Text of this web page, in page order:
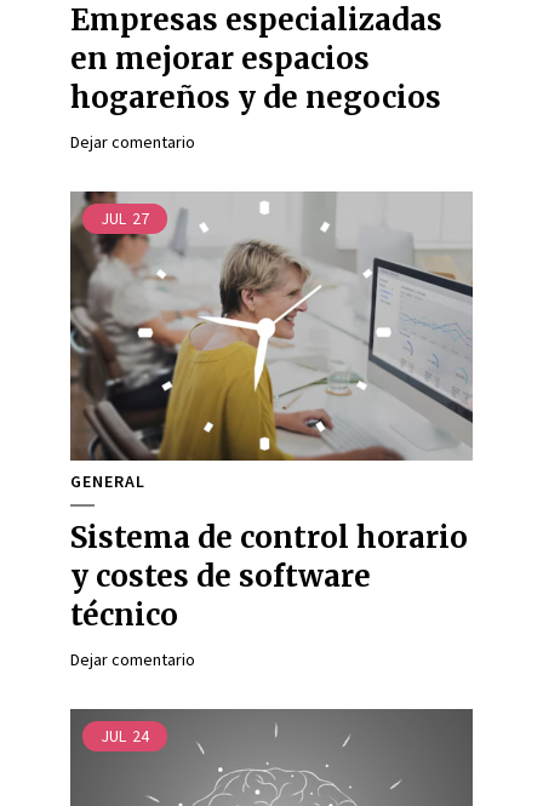
Empresas especializadas
en mejorar espacios
hogareños y de negocios
Dejar comentario
JUL 27
GENERAL
Sistema de control horario
y costes de software
técnico
Dejar comentario
JUL 24